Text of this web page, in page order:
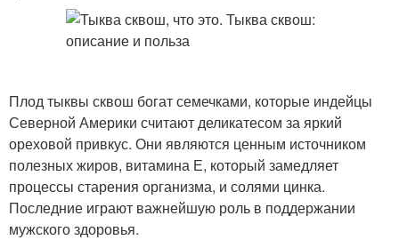
Плод тыквы сквош богат семечками, которые индейцы
Северной Америки считают деликатесом за яркий
ореховой привкус. Они являются ценным источником
полезных жиров, витамина Е, который замедляет
процессы старения организма, и солями цинка.
Последние играют важнейшую роль в поддержании
мужского здоровья.